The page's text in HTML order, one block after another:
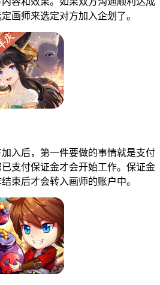
画师来选定对方加入企划了。
后，第一件要做的事情就是支付
支付保证金才会开始工作。保证金
束后才会转入画师的账户中。